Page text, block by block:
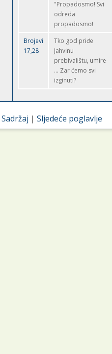
"Propadosmo! Svi
odreda
propadosmo!
Brojevi
17,28
Tko god priđe
Jahvinu
prebivalištu, umire
... Zar ćemo svi
izginuti?
Sadržaj |Sljedeće poglavlje